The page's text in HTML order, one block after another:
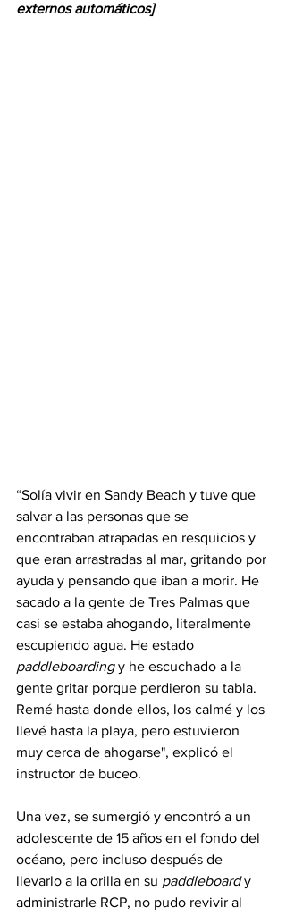
externos automáticos]
“Solía vivir en Sandy Beach y tuve que
salvar a las personas que se
encontraban atrapadas en resquicios y
que eran arrastradas al mar, gritando por
ayuda y pensando que iban a morir. He
sacado a la gente de Tres Palmas que
casi se estaba ahogando, literalmente
escupiendo agua. He estado
paddleboarding y he escuchado a la
gente gritar porque perdieron su tabla.
Remé hasta donde ellos, los calmé y los
llevé hasta la playa, pero estuvieron
muy cerca de ahogarse", explicó el
instructor de buceo.
Una vez, se sumergió y encontró a un
adolescente de 15 años en el fondo del
océano, pero incluso después de
llevarlo a la orilla en su paddleboard y
administrarle RCP, no pudo revivir al